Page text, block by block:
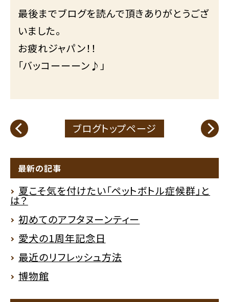
最後までブログを読んで頂きありがとうござ
いました。
お疲れジャパン！！
「バッコーーーン♪」
ブログトップページ
最新の記事
夏こそ気を付けたい「ペットボトル症候群」と
は？
初めてのアフタヌーンティー
愛犬の1周年記念日
最近のリフレッシュ方法
博物館